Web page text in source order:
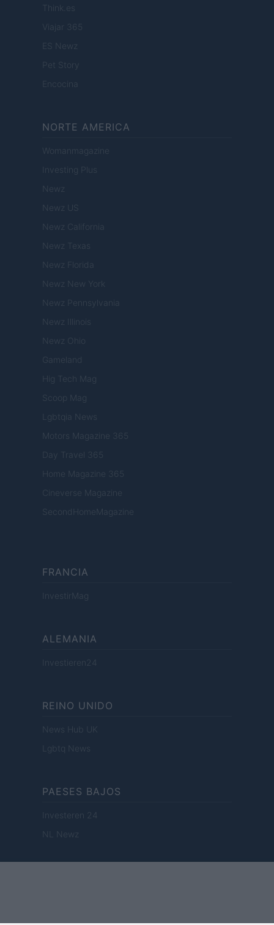
Think.es
Viajar 365
ES Newz
Pet Story
Encocina
NORTE AMERICA
Womanmagazine
Investing Plus
Newz
Newz US
Newz California
Newz Texas
Newz Florida
Newz New York
Newz Pennsylvania
Newz Illinois
Newz Ohio
Gameland
Hig Tech Mag
Scoop Mag
Lgbtqia News
Motors Magazine 365
Day Travel 365
Home Magazine 365
Cineverse Magazine
SecondHomeMagazine
FRANCIA
InvestirMag
ALEMANIA
Investieren24
REINO UNIDO
News Hub UK
Lgbtq News
PAESES BAJOS
Investeren 24
NL Newz